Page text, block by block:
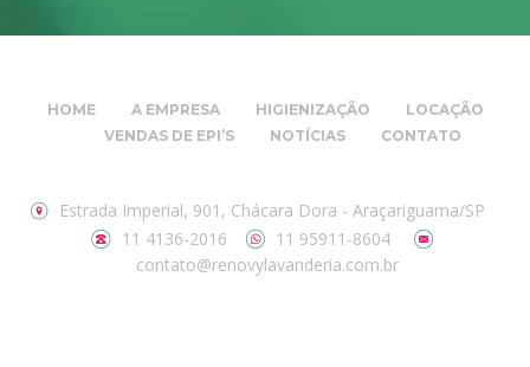
HOME A EMPRESA HIGIENIZAÇÃO
LOCAÇÃO
VENDAS DE EPI’S
NOTÍCIAS CONTATO
Estrada Imperial, 901, Chácara Dora - Araçariguama/SP
11 4136-2016
11 95911-8604
contato@renovylavanderia.com.br